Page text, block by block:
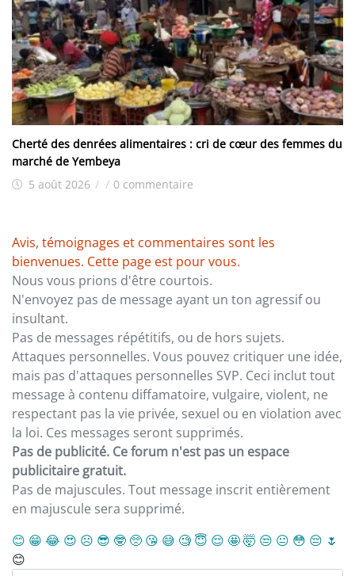
Cherté des denrées alimentaires : cri de cœur des femmes du
marché de Yembeya
5 août 2026 / / 0 commentaire
Avis, témoignages et commentaires sont les
bienvenues. Cette page est pour vous.
Nous vous prions d'être courtois.
N'envoyez pas de message ayant un ton agressif ou
insultant.
Pas de messages répétitifs, ou de hors sujets.
Attaques personnelles. Vous pouvez critiquer une idée,
mais pas d'attaques personnelles SVP. Ceci inclut tout
message à contenu diffamatoire, vulgaire, violent, ne
respectant pas la vie privée, sexuel ou en violation avec
la loi. Ces messages seront supprimés.
Pas de publicité. Ce forum n'est pas un espace
publicitaire gratuit.
Pas de majuscules. Tout message inscrit entièrement
en majuscule sera supprimé.
😊 😁 😂 😍 ☹️ 😎 🤓 🥺 😘 😅 🧐 😇 😌 🤩🤯 😒 😐 😳 😔 🌷
😊